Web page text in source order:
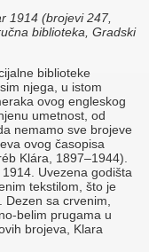
1914 (brojevi 247,
biblioteka, Gradski
biblioteke
njega, u istom
ovog engleskog
umetnost, od
nemamo sve brojeve
ovog časopisa
Klára, 1897–1944).
Uvezena godišta
tekstilom, što je
Dezen sa crvenim,
belim prugama u
brojeva, Klara